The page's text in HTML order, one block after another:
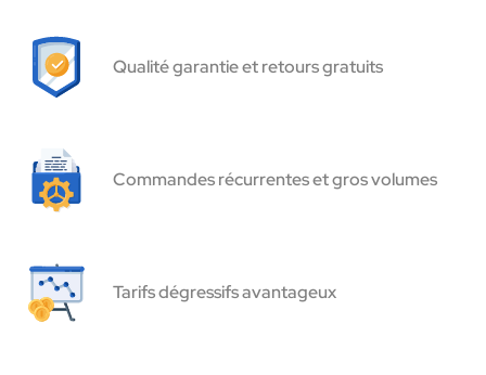
Qualité garantie et retours gratuits
Commandes récurrentes et gros volumes
Tarifs dégressifs avantageux